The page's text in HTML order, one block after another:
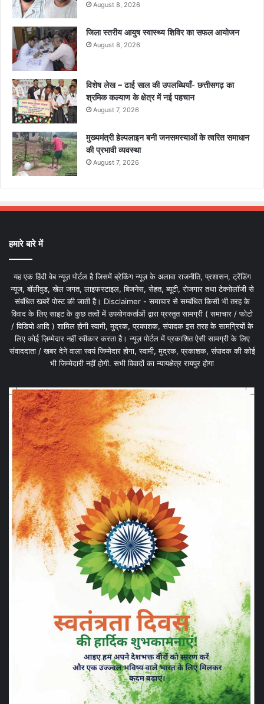
August 8, 2026
जिला स्तरीय आयुष स्वास्थ्य शिविर का सफल आयोजन
August 8, 2026
विशेष लेख – ढाई साल की उपलब्धियाँ- छत्तीसगढ़ का
श्रमिक कल्याण के क्षेत्र में नई पहचान
August 7, 2026
मुख्यमंत्री हेल्पलाइन बनी जनसमस्याओं के त्वरित समाधान
की प्रभावी व्यवस्था
August 7, 2026
हमारे बारे में
यह एक हिंदी वेब न्यूज़ पोर्टल है जिसमें ब्रेकिंग न्यूज़ के अलावा राजनीति, प्रशासन, ट्रेंडिंग
न्यूज, बॉलीवुड, खेल जगत, लाइफस्टाइल, बिजनेस, सेहत, ब्यूटी, रोजगार तथा टेक्नोलॉजी से
संबंधित खबरें पोस्ट की जाती है। Disclaimer - समाचार से सम्बंधित किसी भी तरह के
विवाद के लिए साइट के कुछ तत्वों में उपयोगकर्ताओं द्वारा प्रस्तुत सामग्री ( समाचार / फोटो
/ विडियो आदि ) शामिल होगी स्वामी, मुद्रक, प्रकाशक, संपादक इस तरह के सामग्रियों के
लिए कोई ज़िम्मेदार नहीं स्वीकार करता है। न्यूज़ पोर्टल में प्रकाशित ऐसी सामग्री के लिए
संवाददाता / खबर देने वाला स्वयं जिम्मेदार होगा, स्वामी, मुद्रक, प्रकाशक, संपादक की कोई
भी जिम्मेदारी नहीं होगी. सभी विवादों का न्यायक्षेत्र रायपुर होगा